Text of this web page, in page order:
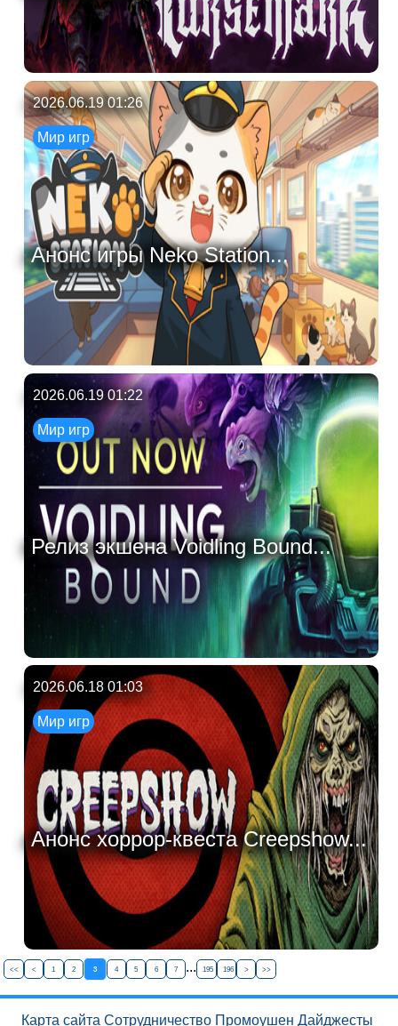
2026.06.19 01:26
Мир игр
Анонс игры Neko Station...
2026.06.19 01:22
Мир игр
Релиз экшена Voidling Bound...
2026.06.18 01:03
Мир игр
Анонс хоррор-квеста Creepshow...
<< < 1 2 3 4 5 6 7 ... 195 196 > >>
Карта сайта Сотрудничество Промоушен Дайджесты